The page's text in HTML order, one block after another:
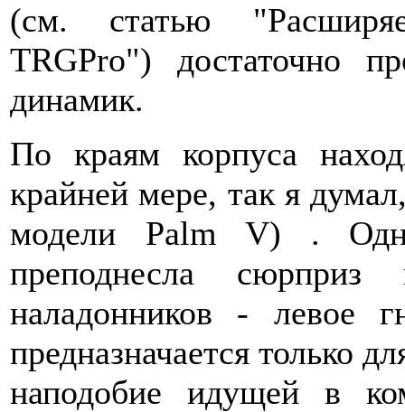
(см. статью
TRGPro") достаточно
динамик.
По краям корпуса
крайней мере, так я
модели Palm V) .
преподнесла сюрприз
наладонников - левое
предназначается только
наподобие идущей в